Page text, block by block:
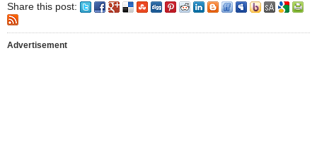
Share this post:
Advertisement